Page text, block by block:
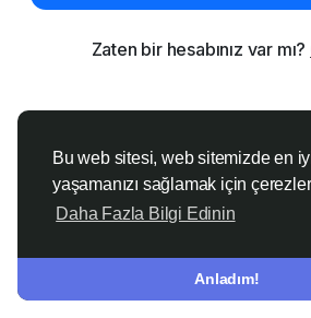
Bu web sitesi, web sitemizde en
yaşamanızı sağlamak için
Daha Fazla Bilgi Edinin
Anladım!
Zaten bir hesabınız var mı?